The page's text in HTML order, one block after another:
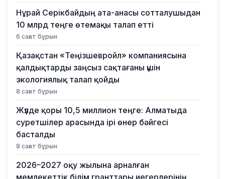
Нұрай Серікбайдың ата-анасы сотталушыдан
10 млрд теңге өтемақы талап етті
6 сағат бұрын
Қазақстан «Теңізшевройл» компаниясына
қалдықтарды заңсыз сақтағаны үшін
экологиялық талап қойды
8 сағат бұрын
Жүлде қоры 10,5 миллион теңге: Алматыда
суретшілер арасында ірі өнер бәйгесі
басталды
8 сағат бұрын
2026–2027 оқу жылына арналған